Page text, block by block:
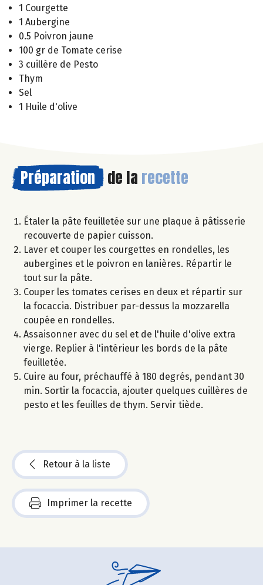
1 Courgette
1 Aubergine
0.5 Poivron jaune
100 gr de Tomate cerise
3 cuillère de Pesto
Thym
Sel
1 Huile d'olive
Préparation de la recette
Étaler la pâte feuilletée sur une plaque à pâtisserie
recouverte de papier cuisson.
Laver et couper les courgettes en rondelles, les
aubergines et le poivron en lanières. Répartir le
tout sur la pâte.
Couper les tomates cerises en deux et répartir sur
la focaccia. Distribuer par-dessus la mozzarella
coupée en rondelles.
Assaisonner avec du sel et de l'huile d'olive extra
vierge. Replier à l'intérieur les bords de la pâte
feuilletée.
Cuire au four, préchauffé à 180 degrés, pendant 30
min. Sortir la focaccia, ajouter quelques cuillères de
pesto et les feuilles de thym. Servir tiède.
Retour à la liste
Imprimer la recette